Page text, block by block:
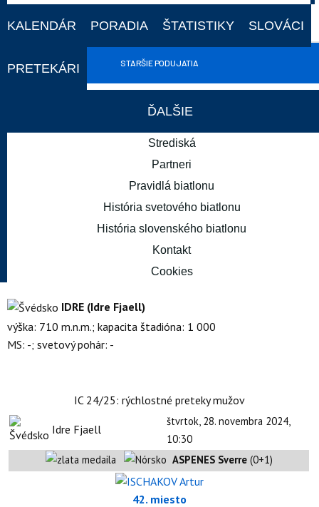
KALENDÁR PORADIA ŠTATISTIKY SLOVÁCI
PRETEKÁRI
ĎALŠIE
Strediská
Partneri
Pravidlá biatlonu
História svetového biatlonu
História slovenského biatlonu
Kontakt
Cookies
Holmenkollen
SVETOVÝ POHÁR
STARŠIE PODUJATIA
12. - 15. MAR
Otepää
BUDÚCE PODUJATIA
1. kolo IBU pohára 2024/2025 v Idre
IDRE (Idre Fjaell)
výška: 710 m.n.m.; kapacita štadióna: 1 000
MS: -; svetový pohár: -
IC 24/25: rýchlostné preteky mužov
Idre Fjaell
štvrtok, 28. novembra 2024,
10:30
ASPENES Sverre(0+1)
42. miesto